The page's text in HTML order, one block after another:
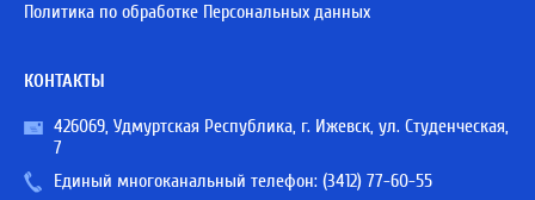
Политика по обработке Персональных данных
КОНТАКТЫ
426069, Удмуртская Республика, г. Ижевск, ул. Студенческая,
7
Единый многоканальный телефон: (3412) 77-60-55